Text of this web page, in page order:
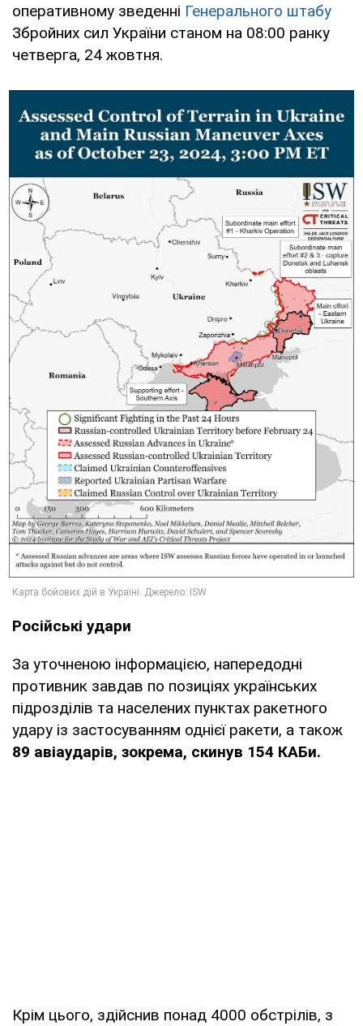
оперативному зведенні Генерального штабу
Збройних сил України станом на 08:00 ранку
четверга, 24 жовтня.
Російські удари
За уточненою інформацією, напередодні
противник завдав по позиціях українських
підрозділів та населених пунктах ракетного
удару із застосуванням однієї ракети, а також
89 авіаударів, зокрема, скинув 154 КАБи.
Крім цього, здійснив понад 4000 обстрілів, з